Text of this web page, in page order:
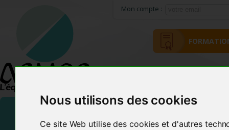
Nous utilisons des cookies
Ce site Web utilise des cookies et d'autres
Mon compte :